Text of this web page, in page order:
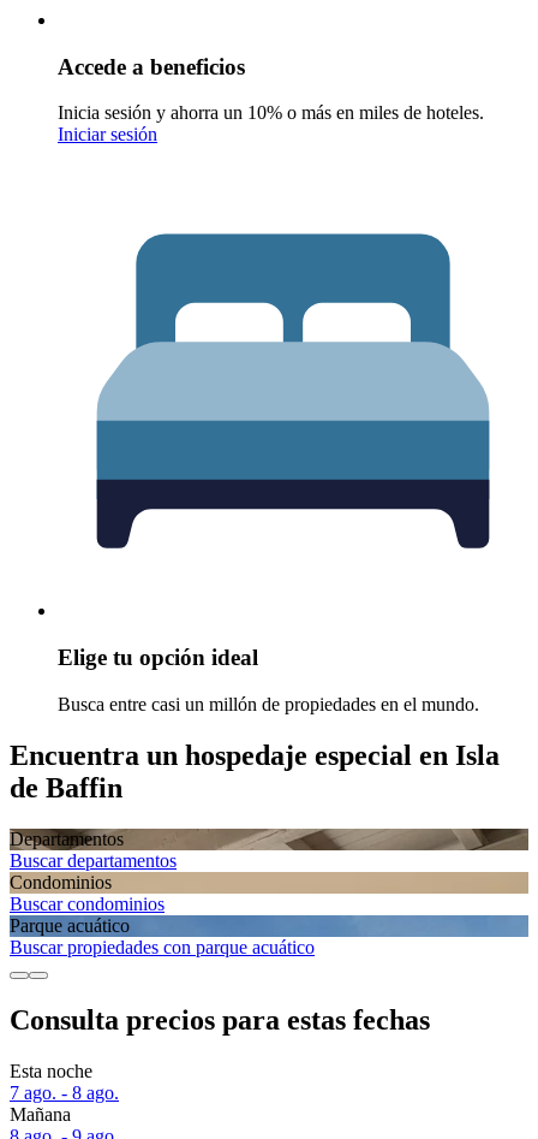
Accede a beneficios
Inicia sesión y ahorra un 10% o más en miles de hoteles.
Iniciar sesión
Elige tu opción ideal
Busca entre casi un millón de propiedades en el mundo.
Encuentra un hospedaje especial en Isla
de Baffin
Departamentos
Buscar departamentos
Condominios
Buscar condominios
Parque acuático
Buscar propiedades con parque acuático
Consulta precios para estas fechas
Esta noche
7 ago. - 8 ago.
Mañana